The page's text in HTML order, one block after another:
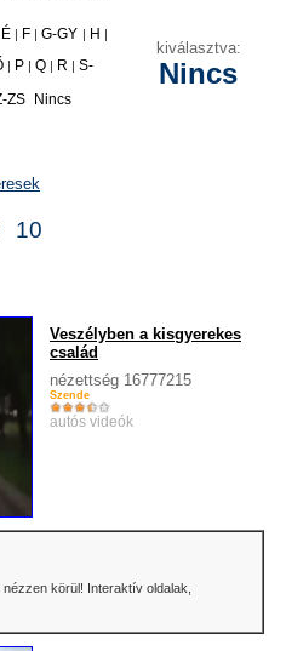
| F | G-GY | H |
| P | Q | R | S-
ZS Nincs
kiválasztva:
Nincs
10
Veszélyben a kisgyerekes
család
nézettség 16777215
Szende
autós videók
körül! Interaktív oldalak,